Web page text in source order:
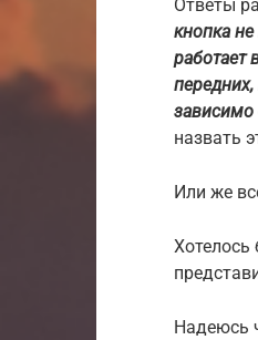
Ответы
кнопка
работает
зависимо
назвать
Или же
Хотелось
Надеюсь